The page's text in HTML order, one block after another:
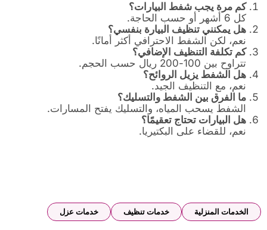
كم مرة يجب شفط البيارات؟
كل 6 أشهر أو حسب الحاجة.
هل يمكنني تنظيف البيارة بنفسي؟
نعم، لكن الشفط الاحترافي أكثر أمانًا.
كم تكلفة التنظيف الإضافي؟
تتراوح بين 100-200 ريال حسب الحجم.
هل الشفط يزيل الروائح؟
نعم، مع التنظيف الجيد.
ما الفرق بين الشفط والتسليك؟
الشفط يسحب المياه، والتسليك يفتح المسارات.
هل البيارات تحتاج تعقيمًا؟
نعم، للقضاء على البكتيريا.
الخدمات المنزلية خدمات تنظيف خدمات عزل